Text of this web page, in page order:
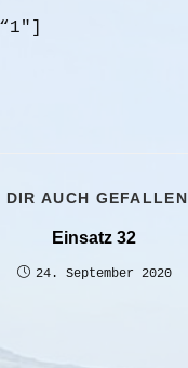
DIR AUCH GEFALLEN
Einsatz 32
24. September 2020